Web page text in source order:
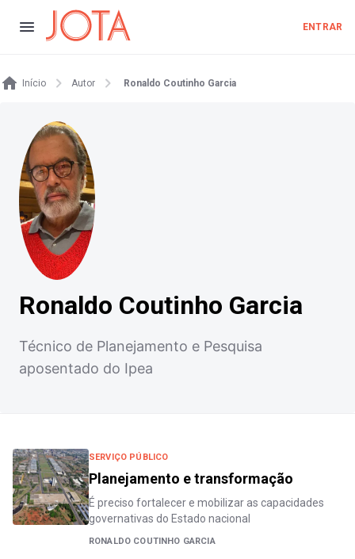
ENTRAR
Início Autor Ronaldo Coutinho Garcia
Ronaldo Coutinho Garcia
Técnico de Planejamento e Pesquisa
aposentado do Ipea
SERVIÇO PÚBLICO
Planejamento e transformação
É preciso fortalecer e mobilizar as capacidades
governativas do Estado nacional
RONALDO COUTINHO GARCIA